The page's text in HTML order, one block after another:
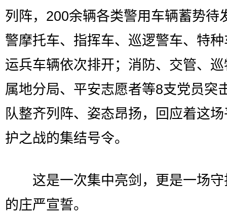
列阵，200余辆各类警用车辆蓄势待
警摩托车、指挥车、巡逻警车、特
运兵车辆依次排开；消防、交管、
属地分局、平安志愿者等8支党员突
队整齐列阵、姿态昂扬，回应着这
护之战的集结号令。
这是一次集中亮剑，更是一场守
的庄严宣誓。